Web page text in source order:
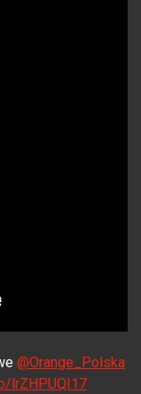
@Orange_Polska
lrZHPUQI17